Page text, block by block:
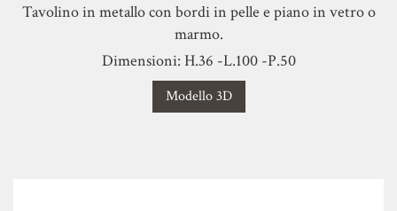
Tavolino in metallo con bordi in pelle e piano in vetro o
marmo.
Dimensioni: H.36 -L.100 -P.50
Modello 3D